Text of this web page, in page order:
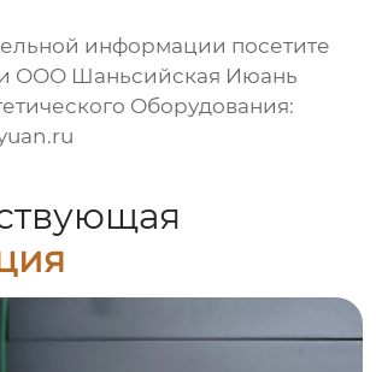
информации посетите
ООО Шаньсийская Июань
Оборудования: